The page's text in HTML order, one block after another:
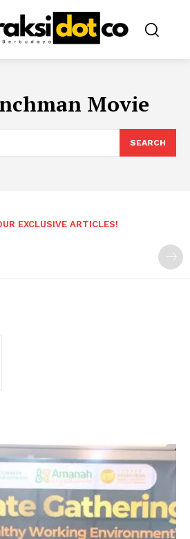
Movie
SEARCH
EXCLUSIVE ARTICLES!